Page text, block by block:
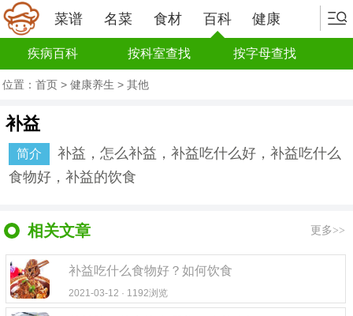
菜谱 名菜 食材 百科 健康
疾病百科 按科室查找 按字母查找
位置： 首页 > 健康养生 > 其他
补益
简介
补益，怎么补益，补益吃什么好，补益吃什么
食物好，补益的饮食
相关文章 更多>>
补益吃什么食物好？如何饮食
2021-03-12 · 1192浏览